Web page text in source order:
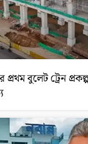
প্রথম বুলেট ট্রেন